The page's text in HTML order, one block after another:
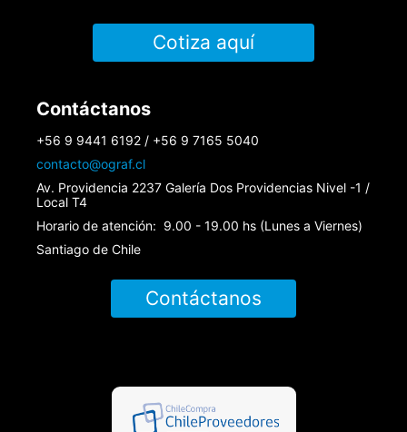
Cotiza aquí
Contáctanos
+56 9 9441 6192 / +56 9 7165 5040
contacto@ograf.cl
Av. Providencia 2237 Galería Dos Providencias Nivel -1 /
Local T4
Horario de atención: 9.00 - 19.00 hs (Lunes a Viernes)
Santiago de Chile
Contáctanos